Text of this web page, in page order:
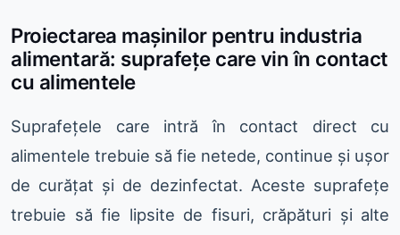
Proiectarea mașinilor pentru industria
alimentară: suprafețe care vin în contact
cu alimentele
Suprafețele care intră în contact direct cu
alimentele trebuie să fie netede, continue și ușor
de curățat și de dezinfectat. Aceste suprafețe
trebuie să fie lipsite de fisuri, crăpături și alte